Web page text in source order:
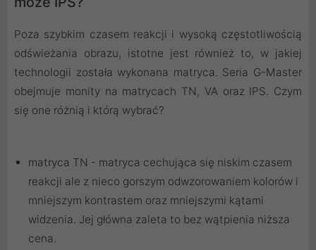
Poza szybkim czasem reakcji i wysoką częstotliwością
odświeżania obrazu, istotne jest również to, w jakiej
technologii została wykonana matryca. Seria G-Master
obejmuje monity na matrycach TN, VA oraz IPS. Czym
się one różnią i którą wybrać?
matryca TN - matryca cechująca się niskim czasem
reakcji ale z nieco gorszym odwzorowaniem kolorów i
mniejszym kontrastem oraz mniejszymi kątami
widzenia. Jej główna zaleta to bez wątpienia niższa
cena.